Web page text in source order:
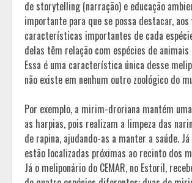
de storytelling (narração) e educação
importante para que se possa destacar,
características importantes de cada
delas têm relação com espécies de animais
Essa é uma característica única desse
não existe em nenhum outro zoológico do
Por exemplo, a mirim-droriana mantém
as harpias, pois realizam a limpeza das
de rapina, ajudando-as a manter a saúde.
estão localizadas próximas ao recinto dos
Já o meliponário do CEMAR, no Estoril,